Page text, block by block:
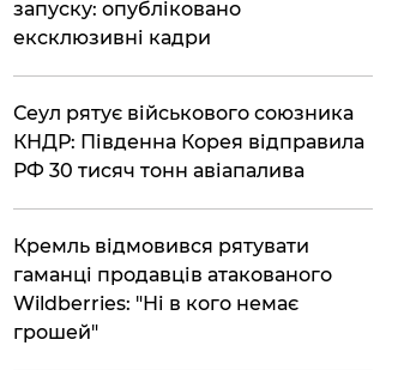
запуску: опубліковано
ексклюзивні кадри
​Сеул рятує військового союзника
КНДР: Південна Корея відправила
РФ 30 тисяч тонн авіапалива
​Кремль відмовився рятувати
гаманці продавців атакованого
Wildberries: "Ні в кого немає
грошей"